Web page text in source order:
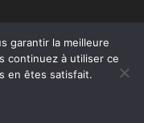
garantir la meilleure
continuez à utiliser ce
en êtes satisfait.